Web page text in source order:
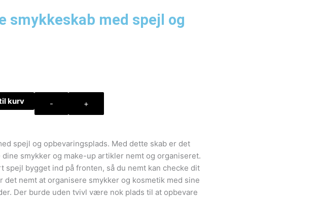
smykkeskab med spejl og
- +
kurv
spejl og opbevaringsplads. Med dette skab er det
dine smykker og make-up artikler nemt og organiseret.
spejl bygget ind på fronten, så du nemt kan checke dit
det nemt at organisere smykker og kosmetik med sine
Der burde uden tvivl være nok plads til at opbevare